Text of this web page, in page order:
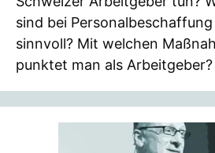
sind bei
sinnvoll? Mit welchen
punktet man als Arbeitgeber?